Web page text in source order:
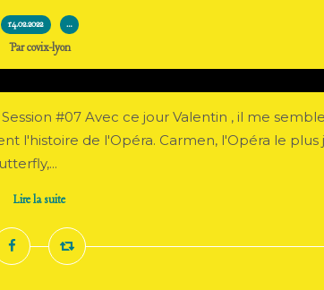
14.02.2022 …
Par covix-lyon
#07 Avec ce jour Valentin , il me
l'histoire de l'Opéra. Carmen, l'Opéra le plus
Lire la suite